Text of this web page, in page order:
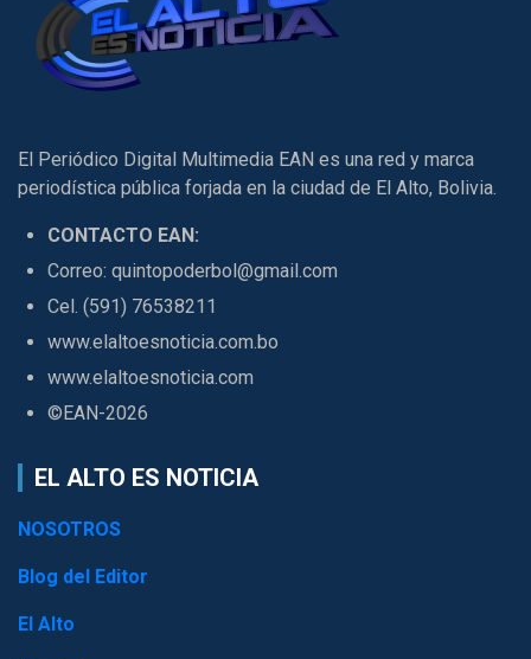
El Periódico Digital Multimedia EAN es una red y marca
periodística pública forjada en la ciudad de El Alto, Bolivia.
CONTACTO EAN:
Correo: quintopoderbol@gmail.com
Cel. (591) 76538211
www.elaltoesnoticia.com.bo
www.elaltoesnoticia.com
©EAN-2026
EL ALTO ES NOTICIA
NOSOTROS
Blog del Editor
El Alto